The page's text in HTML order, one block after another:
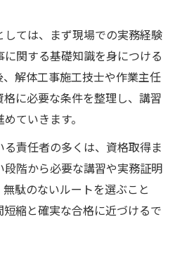
ては、まず現場での実務経験
関する基礎知識を身につける
解体工事施工技士や作業主任
に必要な条件を整理し、講習
ていきます。
責任者の多くは、資格取得ま
階から必要な講習や実務証明
駄のないルートを選ぶこと
縮と確実な合格に近づけるで